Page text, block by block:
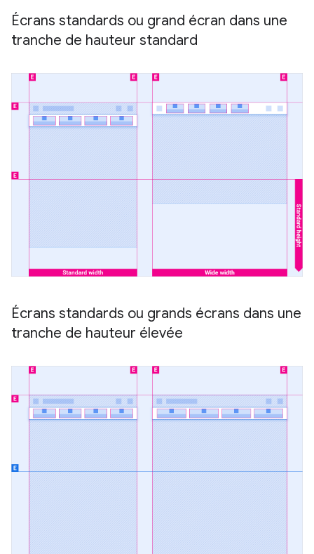
Écrans standards ou grand écran dans une
tranche de hauteur standard
Écrans standards ou grands écrans dans une
tranche de hauteur élevée